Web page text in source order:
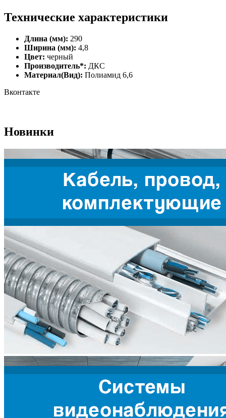
Технические характеристики
Длина (мм): 290
Ширина (мм): 4,8
Цвет: черный
Производитель*: ДКС
Материал(Вид): Полиамид 6,6
Вконтакте
Новинки